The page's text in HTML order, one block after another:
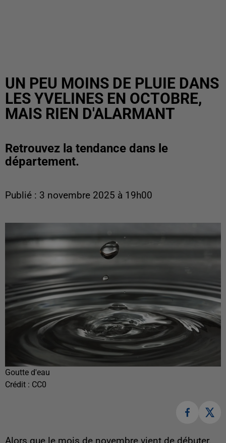
UN PEU MOINS DE PLUIE DANS
LES YVELINES EN OCTOBRE,
MAIS RIEN D'ALARMANT
Retrouvez la tendance dans le
département.
Publié : 3 novembre 2025 à 19h00
Goutte d'eau
Crédit : CC0
Alors que le mois de novembre vient de débuter,